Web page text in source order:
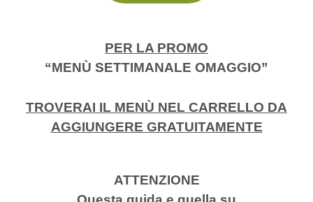
PER LA PROMO
“MENÙ SETTIMANALE OMAGGIO”
TROVERAI IL MENÙ NEL CARRELLO DA
AGGIUNGERE GRATUITAMENTE
ATTENZIONE